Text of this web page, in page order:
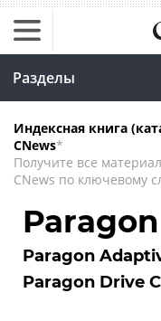
Разделы
Индексная книга
CNews*
Получите все
CNews по ключевому
Paragon
Paragon Drive